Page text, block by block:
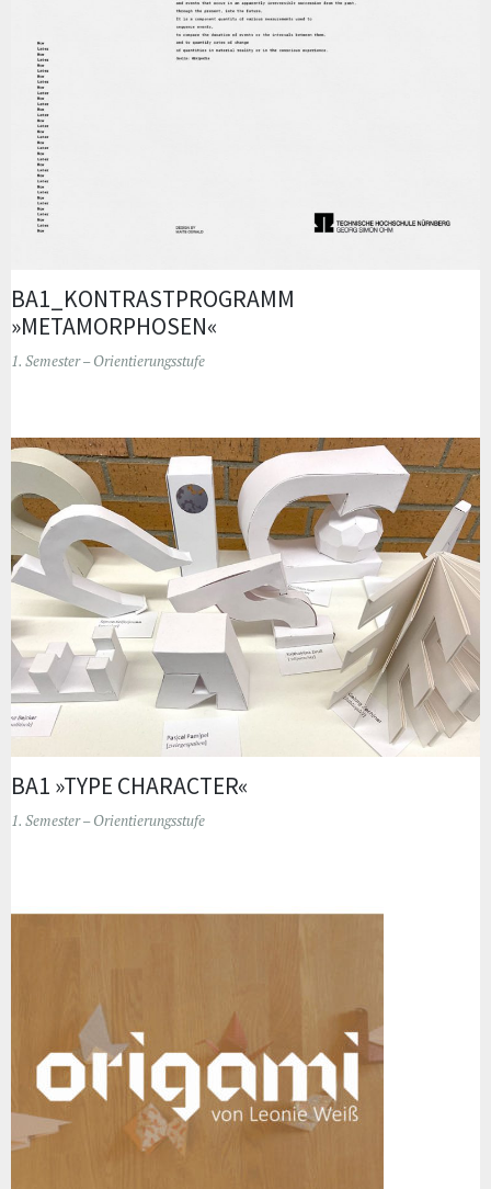
BA1_KONTRASTPROGRAMM
»METAMORPHOSEN«
1. Semester – Orientierungsstufe
BA1 »TYPE CHARACTER«
1. Semester – Orientierungsstufe